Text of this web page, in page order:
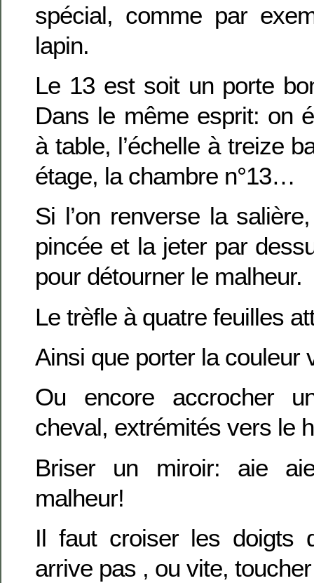
spécial, comme par
lapin.
Le 13 est soit un porte
Dans le même esprit: on
à table, l’échelle à treize
étage, la chambre n°13…
Si l’on renverse la
pincée et la jeter par
pour détourner le malheur.
Le trèfle à quatre feuilles
Ainsi que porter la couleur
Ou encore accrocher
cheval, extrémités vers le
Briser un miroir: aie
malheur!
Il faut croiser les doigts
arrive pas , ou vite,